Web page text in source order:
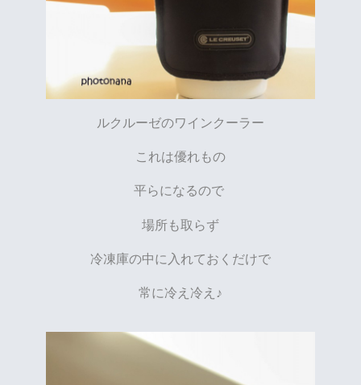
ルクルーゼのワインクーラー
これは優れもの
平らになるので
場所も取らず
冷凍庫の中に入れておくだけで
常に冷え冷え♪